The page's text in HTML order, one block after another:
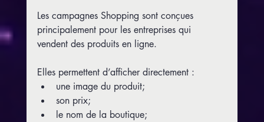
Les campagnes Shopping sont conçues
principalement pour les entreprises qui
vendent des produits en ligne.
Elles permettent d’afficher directement :
une image du produit;
son prix;
le nom de la boutique;